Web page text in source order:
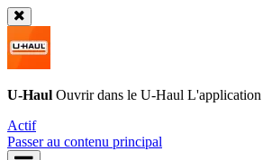
U-Haul Ouvrir dans le U-Haul L'application
Actif
Passer au contenu principal